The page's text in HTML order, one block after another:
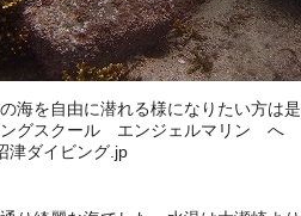
海を自由に潜れる様になりたい方は
ングスクール エンジェルマリン へ
津ダイビング.jp